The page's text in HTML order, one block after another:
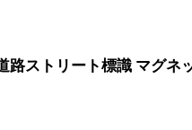
ストリート標識 マグネ